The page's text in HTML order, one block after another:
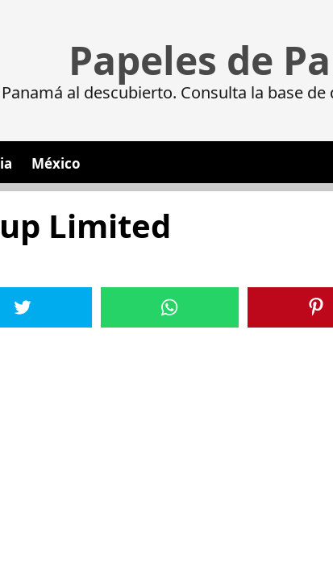
Papeles de
al descubierto. Consulta la base
México
Limited